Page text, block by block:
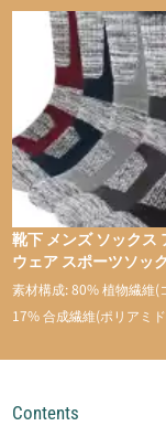
靴下 メンズ ソックス
ウェア スポーツソッ
ドアソックス トレッ
ーツ 登山用 靴下 通気
乾 抗菌防臭 抗菌 蒸れ
素材構成: 80% 植物繊維(
17% 合成繊維(ポリアミ
Contents